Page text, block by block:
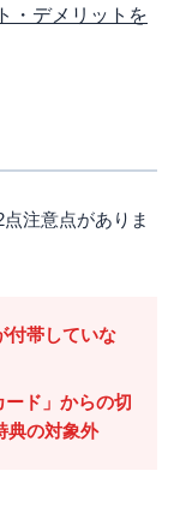
・デメリットを
注意点がありま
付帯していな
ード」からの切
典の対象外